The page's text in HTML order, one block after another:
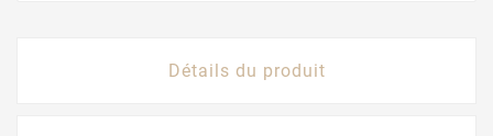
Détails du produit